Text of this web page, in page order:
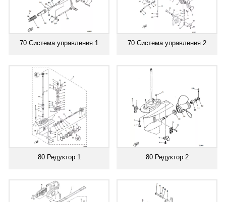
70 Система управления 1 70 Система управления 2
80 Редуктор 1 80 Редуктор 2